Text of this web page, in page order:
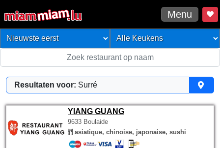
Menu
Resultaten voor: Surré
YIANG GUANG
9633 Boulaide
asiatique, chinoise, japonaise, sushi